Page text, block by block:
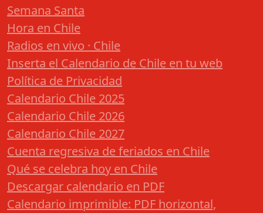
Semana Santa
Hora en Chile
Radios en vivo · Chile
Inserta el Calendario de Chile en tu web
Política de Privacidad
Calendario Chile 2025
Calendario Chile 2026
Calendario Chile 2027
Cuenta regresiva de feriados en Chile
Qué se celebra hoy en Chile
Descargar calendario en PDF
Calendario imprimible: PDF horizontal,